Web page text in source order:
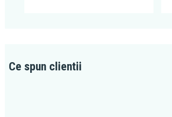
Ce spun clientii